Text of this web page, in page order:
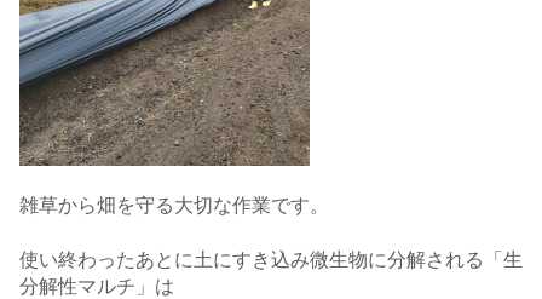
雑草から畑を守る大切な作業です。
使い終わったあとに土にすき込み微生物に分解される「生
分解性マルチ」は